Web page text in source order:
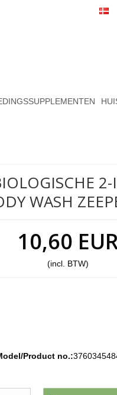
WASH
10,60
(incl. BTW)
Product no.: